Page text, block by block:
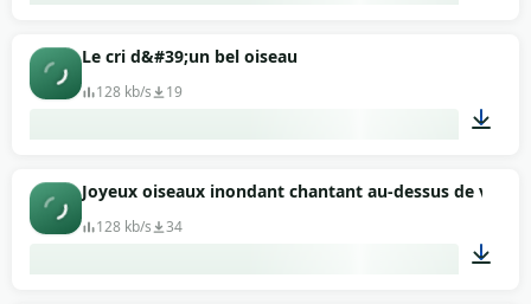
Le cri d&#39;un bel oiseau
128 kb/s 19
00:09
Joyeux oiseaux inondant chantant au-dessus de votre
128 kb/s 34